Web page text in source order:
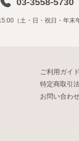
03-3558-5730
（土・日・祝日・年末
ご利用ガイ
特定商取引
お問い合わ